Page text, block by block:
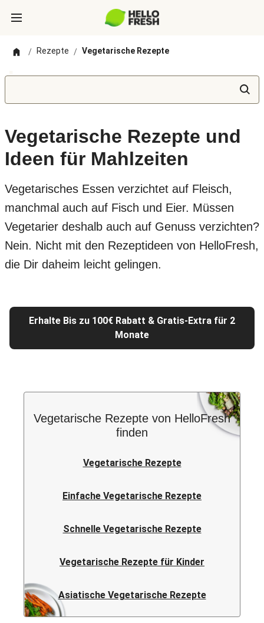
/ Rezepte / Vegetarische Rezepte
Vegetarische Rezepte und
Ideen für Mahlzeiten
Vegetarisches Essen verzichtet auf Fleisch,
manchmal auch auf Fisch und Eier. Müssen
Vegetarier deshalb auch auf Genuss verzichten?
Nein. Nicht mit den Rezeptideen von HelloFresh,
die Dir daheim leicht gelingen.
Erhalte Bis zu 100€ Rabatt & Gratis-Extra für 2
Monate
Vegetarische Rezepte von HelloFresh
finden
Vegetarische Rezepte
Einfache Vegetarische Rezepte
Schnelle Vegetarische Rezepte
Vegetarische Rezepte für Kinder
Asiatische Vegetarische Rezepte